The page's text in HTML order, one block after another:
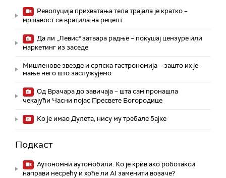
Револуција прихватања тела трајала је кратко –
мршавост се вратила на рецепт
Да ли „Левис" затвара радње – покушај цензуре или
маркетинг из заседе
Мишленове звезде и српска гастрономија – зашто их је
мање него што заслужујемо
Од Врачара до завичаја – шта сам пронашла
чекајући Часни појас Пресвете Богородице
Ко је имао Дулета, нису му требале бајке
Подкаст
Аутономни аутомобили: Ко је крив ако роботакси
направи несрећу и хоће ли AI заменити возаче?